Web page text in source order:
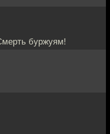
буржуям!